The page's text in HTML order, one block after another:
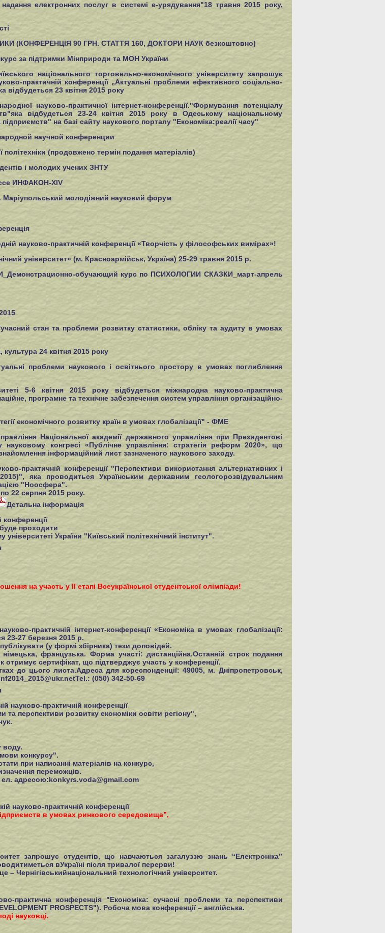
електронних послуг в системі е-урядування"18 травня 2015 року,
(КОНФЕРЕНЦІЯ 90 ГРН. СТАТТЯ 160, ДОКТОРИ НАУК безкоштовно)
за підтримки Мінприроди та МОН України
національного торговельно-економічного університету запрошує
практичній конференції „Актуальні проблеми ефективного соціально-
відбудеться 23 квітня 2015 року
науково-практичної інтернет-конференції."Формування потенціалу
відбудеться 23-24 квітня 2015 року в Одеському національному
на базі сайту наукового порталу "Економіка:реалії часу"
научной конференции
(продовжено термін подання матеріалів)
і молодих учених ЗНТУ
ИНФАКОН-XIV
Маріупольський молодіжний науковий форум
науково-практичній конференції «Творчість у філософських вимірах»!
університет» (м. Красноармійськ, Україна) 25-29 травня 2015 р.
обучающий курс по ПСИХОЛОГИИ СКАЗКИ_март-апрель
стан та проблеми розвитку статистики, обліку та аудиту в умовах
24 квітня 2015 року
проблеми наукового і освітнього простору в умовах поглиблення
5-6 квітня 2015 року відбудеться міжнародна науково-практична
програмне та технічне забезпечення систем управління організаційно-
економічного розвитку країн в умовах глобалізації" - ФМЕ
Національної академії державного управління при Президентові
конгресі «Публічне управління: стратегія реформ 2020», що
інформаційний лист зазначеного наукового заходу.
практичній конференції "Перспективи використання альтернативних і
яка проводиться Українським державним геологорозвідувальним
"Ноосфера".
22 серпня 2015 року.
Детальна інформація
проходити
України "Київський політехнічний інститут".
на участь у II етапі Всеукраїнської студентської олімпіади!
практичній інтернет-конференції «Економіка в умовах глобалізації:
23-27 березня 2015 р.
(у формі збірника) тези доповідей.
французька. Форма участі: дистанційна.Останній строк подання
сертифікат, що підтверджує участь у конференції.
до цього листа.Адреса для кореспонденції: 49005, м. Дніпропетровськ,
.: (050) 342-50-69
науково-практичній конференції
перспективи розвитку економіки освіти регіону",
воду.
конкурсу".
при написанні матеріалів на конкурс,
переможців.
ел. адресою:konkyrs.voda@gmail.com
науково-практичній конференції
в умовах ринкового середовища”,
запрошує студентів, що навчаються загалуззю знань “Електроніка”
вУкраїні після тривалої перерви!
– Чернігівськийнаціональний технологічний університет.
практична конференція "Економіка: сучасні проблеми та перспективи
PROSPECTS"). Робоча мова конференції – англійська.
науковці.